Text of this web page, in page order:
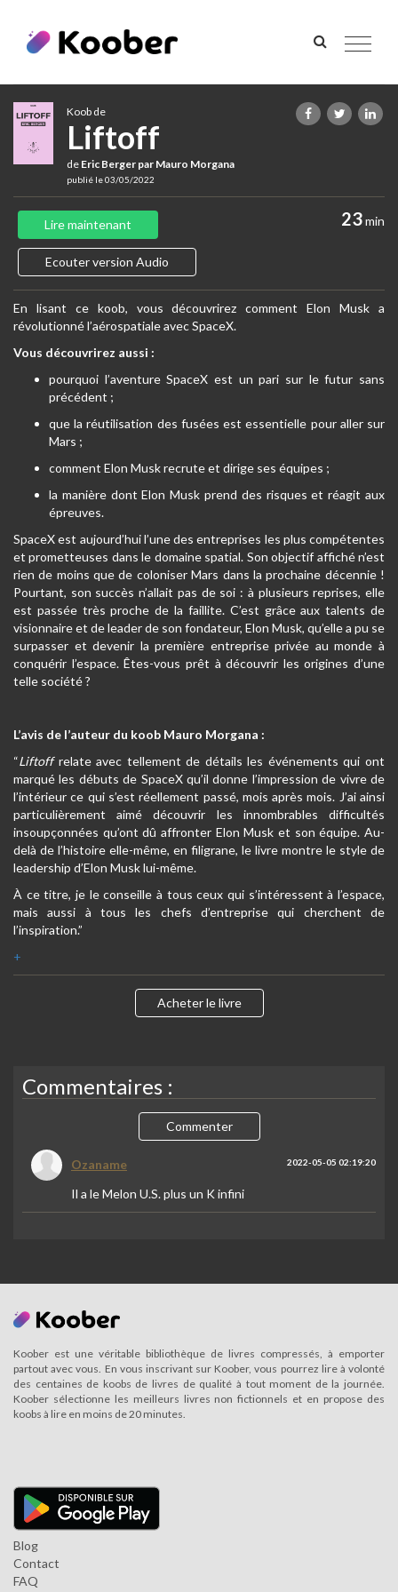
Toggle
Koob de
Liftoff
de Eric Berger par Mauro Morgana
publié le 03/05/2022
23min
Lire maintenant
Ecouter version Audio
En lisant ce koob, vous découvrirez comment Elon Musk a
révolutionné l’aérospatiale avec SpaceX.
Vous découvrirez aussi :
pourquoi l’aventure SpaceX est un pari sur le futur sans
précédent ;
que la réutilisation des fusées est essentielle pour aller sur
Mars ;
comment Elon Musk recrute et dirige ses équipes ;
la manière dont Elon Musk prend des risques et réagit aux
épreuves.
SpaceX est aujourd’hui l’une des entreprises les plus compétentes
et prometteuses dans le domaine spatial. Son objectif affiché n’est
rien de moins que de coloniser Mars dans la prochaine décennie !
Pourtant, son succès n’allait pas de soi : à plusieurs reprises, elle
est passée très proche de la faillite. C’est grâce aux talents de
visionnaire et de leader de son fondateur, Elon Musk, qu’elle a pu se
surpasser et devenir la première entreprise privée au monde à
conquérir l’espace. Êtes-vous prêt à découvrir les origines d’une
telle société ?
L’avis de l’auteur du koob Mauro Morgana :
“Liftoffrelate avec tellement de détails les événements qui ont
marqué les débuts de SpaceX qu’il donne l’impression de vivre de
l’intérieur ce qui s’est réellement passé, mois après mois. J’ai ainsi
particulièrement aimé découvrir les innombrables difficultés
insoupçonnées qu’ont dû affronter Elon Musk et son équipe. Au-
delà de l’histoire elle-même, en filigrane, le livre montre le style de
leadership d’Elon Musk lui-même.
À ce titre, je le conseille à tous ceux qui s’intéressent à l’espace,
mais aussi à tous les chefs d’entreprise qui cherchent de
l’inspiration.”
+
Acheter le livre
Commentaires :
Commenter
Ozaname 2022-05-05 02:19:20
Il a le Melon U.S. plus un K infini
Koober est une véritable bibliothèque de livres compressés, à emporter
partout avec vous. En vous inscrivant sur Koober, vous pourrez lire à volonté
des centaines de koobs de livres de qualité à tout moment de la journée.
Koober sélectionne les meilleurs livres non fictionnels et en propose des
koobs à lire en moins de 20 minutes.
Blog
Contact
FAQ